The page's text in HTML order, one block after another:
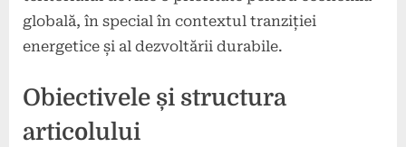
globală, în special în contextul tranziției
energetice și al dezvoltării durabile.
Obiectivele și structura
articolului